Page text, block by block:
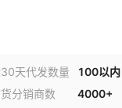
天代发数量 100以内
分销商数
4000+